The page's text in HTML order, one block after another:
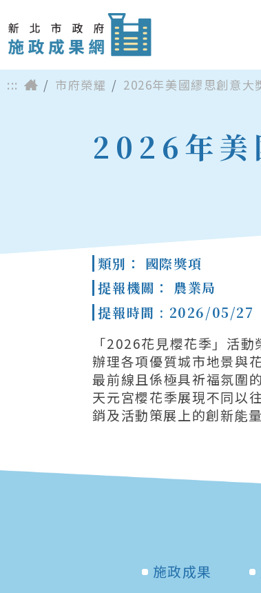
::: 市府榮耀 2026年美國繆思創意大
2026年美
類別： 國際獎項
提報機關： 農業局
提報時間 : 2026/05/27
「2026花見櫻花季」活
辦理各項優質城市地景與
最前線且係極具祈福氛圍
天元宮櫻花季展現不同以
銷及活動策展上的創新能
施政成果